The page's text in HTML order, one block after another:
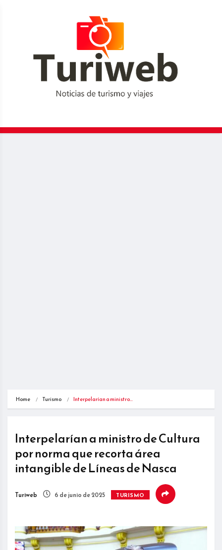
Home Turismo Interpelarían a ministro…
Interpelarían a ministro de Cultura
por norma que recorta área
intangible de Líneas de Nasca
Turiweb 6 de junio de 2025 TURISMO